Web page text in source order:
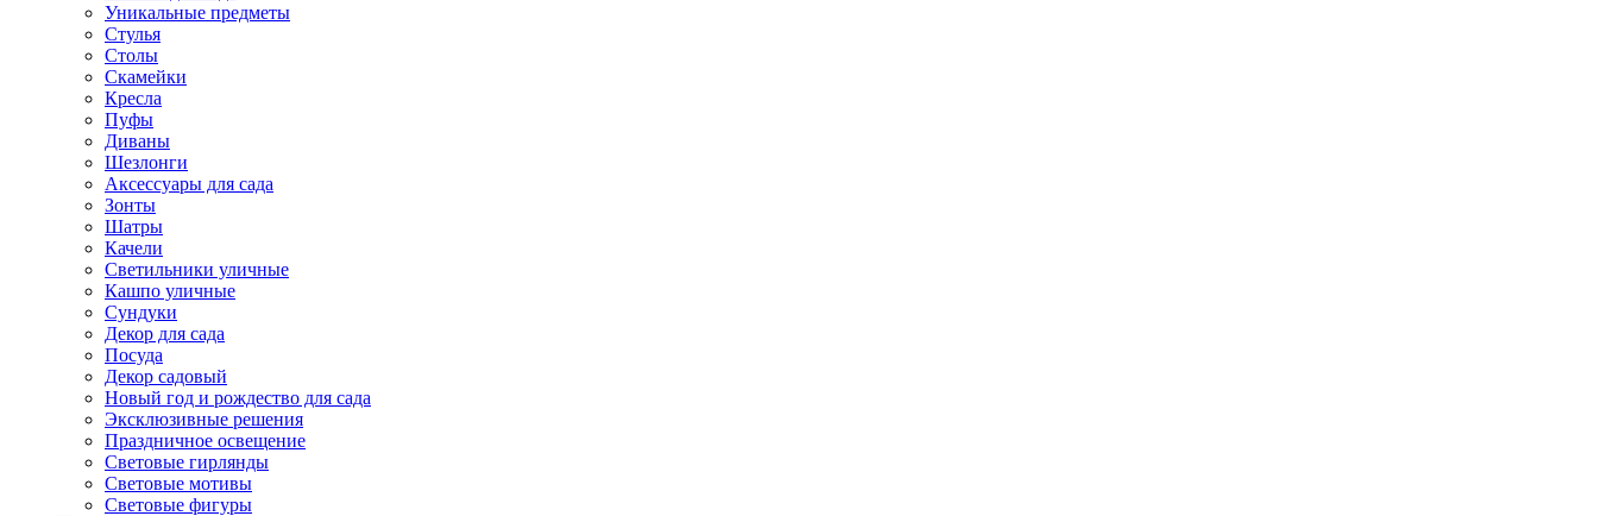
Уникальные предметы
Стулья
Столы
Скамейки
Кресла
Пуфы
Диваны
Шезлонги
Аксессуары для сада
Зонты
Шатры
Качели
Cветильники уличные
Кашпо уличные
Сундуки
Декор для сада
Посуда
Декор садовый
Новый год и рождество для сада
Эксклюзивные решения
Праздничное освещение
Световые гирлянды
Световые мотивы
Световые фигуры